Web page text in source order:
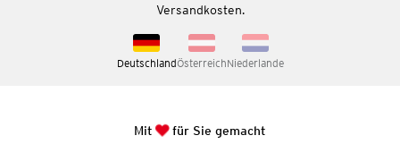
Versandkosten.
DeutschlandÖsterreichNiederlande
Mit für Sie gemacht